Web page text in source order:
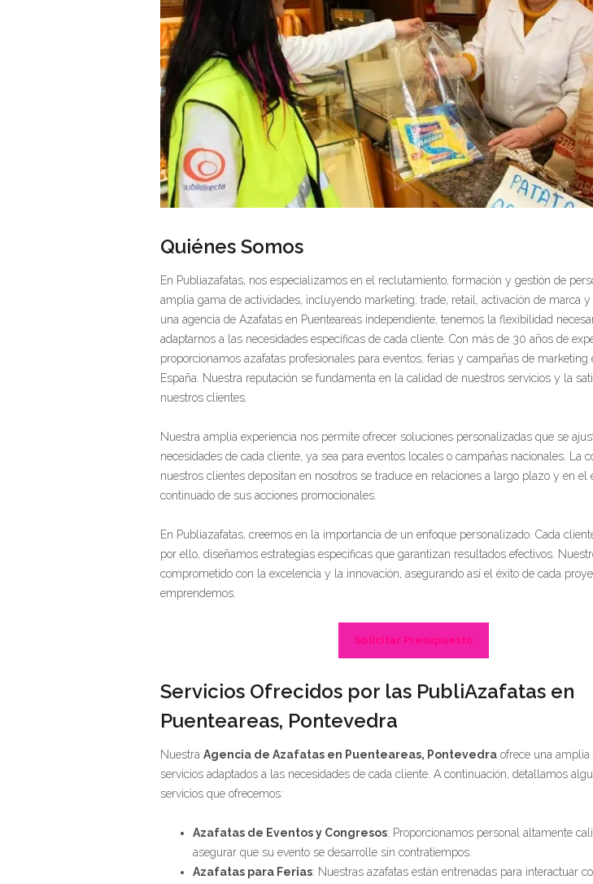
Quiénes Somos
En Publiazafatas, nos especializamos en el reclutamiento, formación y gestión de
amplia gama de actividades, incluyendo marketing, trade, retail, activación de marca y
una agencia de Azafatas en Puenteareas independiente, tenemos la flexibilidad
adaptarnos a las necesidades específicas de cada cliente. Con más de 30 años de
proporcionamos azafatas profesionales para eventos, ferias y campañas de marketing
España. Nuestra reputación se fundamenta en la calidad de nuestros servicios y la
nuestros clientes.
Nuestra amplia experiencia nos permite ofrecer soluciones personalizadas que se
necesidades de cada cliente, ya sea para eventos locales o campañas nacionales. La
nuestros clientes depositan en nosotros se traduce en relaciones a largo plazo y en el
continuado de sus acciones promocionales.
En Publiazafatas, creemos en la importancia de un enfoque personalizado. Cada
por ello, diseñamos estrategias específicas que garantizan resultados efectivos.
comprometido con la excelencia y la innovación, asegurando así el éxito de cada
emprendemos.
Solicitar Presupuesto
Servicios Ofrecidos por las PubliAzafatas en
Puenteareas, Pontevedra
Nuestra Agencia de Azafatas en Puenteareas, Pontevedra ofrece una amplia
servicios adaptados a las necesidades de cada cliente. A continuación, detallamos
servicios que ofrecemos:
Azafatas de Eventos y Congresos: Proporcionamos personal altamente
asegurar que su evento se desarrolle sin contratiempos.
Azafatas para Ferias: Nuestras azafatas están entrenadas para interactuar